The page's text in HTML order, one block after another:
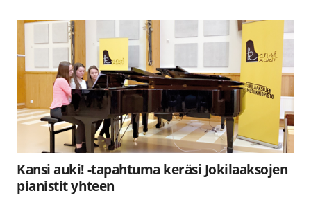
Kansi auki! -tapahtuma keräsi Jokilaaksojen
pianistit yhteen